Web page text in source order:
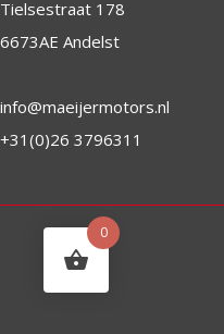
Tielsestraat 178
6673AE Andelst
info@maeijermotors.nl
+31(0)26 3796311
0